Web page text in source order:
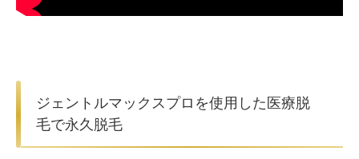
ジェントルマックスプロを使用した医療脱
毛で永久脱毛